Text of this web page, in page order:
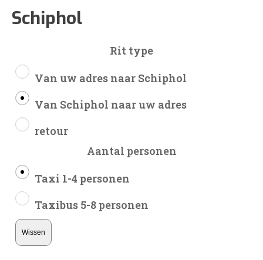
Schiphol
Rit type
Van uw adres naar Schiphol
Van Schiphol naar uw adres
retour
Aantal personen
Taxi 1-4 personen
Taxibus 5-8 personen
Wissen